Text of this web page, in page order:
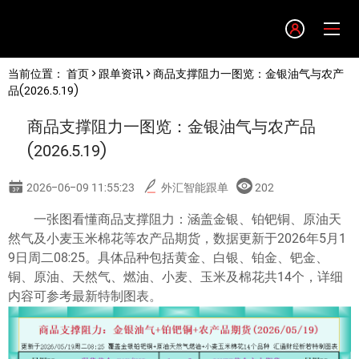
English
简体中文
한글
日本語
Tiếng việt
当前位置： 首页> 跟单资讯> 商品支撑阻力一图览：金银油气与农产
品(2026.5.19)
商品支撑阻力一图览：金银油气与农产品
(2026.5.19)
2026-06-09 11:55:23 外汇智能跟单 202
一张图看懂商品支撑阻力：涵盖金银、铂钯铜、原油天
然气及小麦玉米棉花等农产品期货，数据更新于2026年5月1
9日周二08:25。具体品种包括黄金、白银、铂金、钯金、
铜、原油、天然气、燃油、小麦、玉米及棉花共14个，详细
内容可参考最新特制图表。